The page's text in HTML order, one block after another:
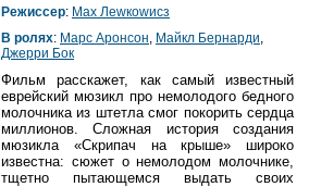
Режиссер: Маx Леwкоwиcз
В ролях: Марc Аронсон Майкл Бернарди
Джерри Бок
Фильм расскажет, как самый известный
еврейский мюзикл про немолодого бедного
молочника из штетла смог покорить сердца
миллионов. Сложная история создания
мюзикла «Скрипач на крыше» широко
известна: сюжет о немолодом молочнике,
тщетно пытающемся выдать своих